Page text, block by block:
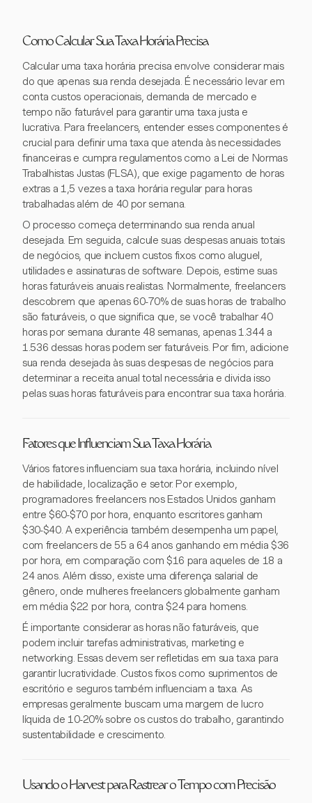
Como Calcular Sua Taxa Horária Precisa
Calcular uma taxa horária precisa envolve considerar mais
do que apenas sua renda desejada. É necessário levar em
conta custos operacionais, demanda de mercado e
tempo não faturável para garantir uma taxa justa e
lucrativa. Para freelancers, entender esses componentes é
crucial para definir uma taxa que atenda às necessidades
financeiras e cumpra regulamentos como a Lei de Normas
Trabalhistas Justas (FLSA), que exige pagamento de horas
extras a 1,5 vezes a taxa horária regular para horas
trabalhadas além de 40 por semana.
O processo começa determinando sua renda anual
desejada. Em seguida, calcule suas despesas anuais totais
de negócios, que incluem custos fixos como aluguel,
utilidades e assinaturas de software. Depois, estime suas
horas faturáveis anuais realistas. Normalmente, freelancers
descobrem que apenas 60-70% de suas horas de trabalho
são faturáveis, o que significa que, se você trabalhar 40
horas por semana durante 48 semanas, apenas 1.344 a
1.536 dessas horas podem ser faturáveis. Por fim, adicione
sua renda desejada às suas despesas de negócios para
determinar a receita anual total necessária e divida isso
pelas suas horas faturáveis para encontrar sua taxa horária.
Fatores que Influenciam Sua Taxa Horária
Vários fatores influenciam sua taxa horária, incluindo nível
de habilidade, localização e setor. Por exemplo,
programadores freelancers nos Estados Unidos ganham
entre $60-$70 por hora, enquanto escritores ganham
$30-$40. A experiência também desempenha um papel,
com freelancers de 55 a 64 anos ganhando em média $36
por hora, em comparação com $16 para aqueles de 18 a
24 anos. Além disso, existe uma diferença salarial de
gênero, onde mulheres freelancers globalmente ganham
em média $22 por hora, contra $24 para homens.
É importante considerar as horas não faturáveis, que
podem incluir tarefas administrativas, marketing e
networking. Essas devem ser refletidas em sua taxa para
garantir lucratividade. Custos fixos como suprimentos de
escritório e seguros também influenciam a taxa. As
empresas geralmente buscam uma margem de lucro
líquida de 10-20% sobre os custos do trabalho, garantindo
sustentabilidade e crescimento.
Usando o Harvest para Rastrear o Tempo com Precisão